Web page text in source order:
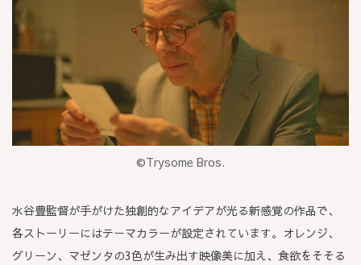
©Trysome Bros.
水谷豊監督が手がけた独創的なアイデアが光る新感覚の作品で、
各ストーリーにはテーマカラーが設定されています。オレンジ、
グリーン、マゼンタの3色が生み出す映像美に加え、食欲をそそる